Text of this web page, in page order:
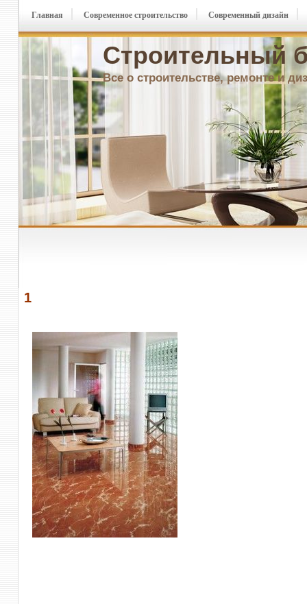
Строительный
Все о строительстве, ремонте и
Главная Современное строительство Современный дизайн
1